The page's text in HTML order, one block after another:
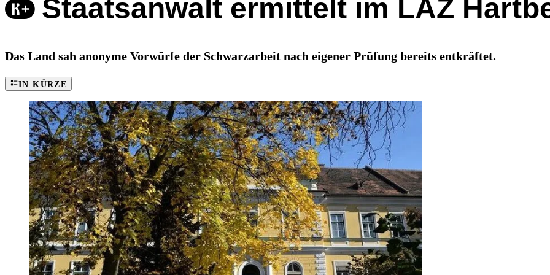
Staatsanwalt ermittelt im LAZ
Das Land sah anonyme Vorwürfe der Schwarzarbeit nach eigener Prüfung bereits entkräftet.
IN KÜRZE